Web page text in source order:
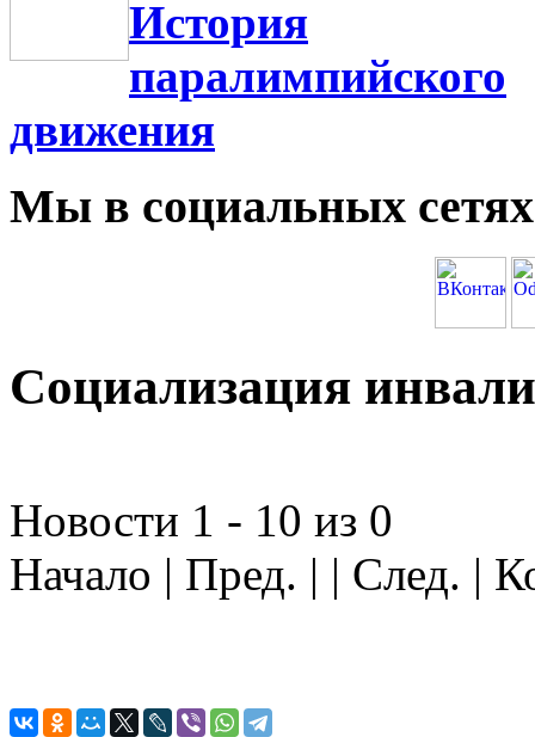
История
паралимпийского
движения
Мы в социальных сетях
Социализация
Новости 1 - 10 из 0
Начало | Пред. | | След. |